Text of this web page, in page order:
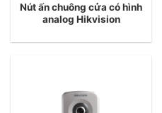
Nút ấn chuông cửa có hình
analog Hikvision